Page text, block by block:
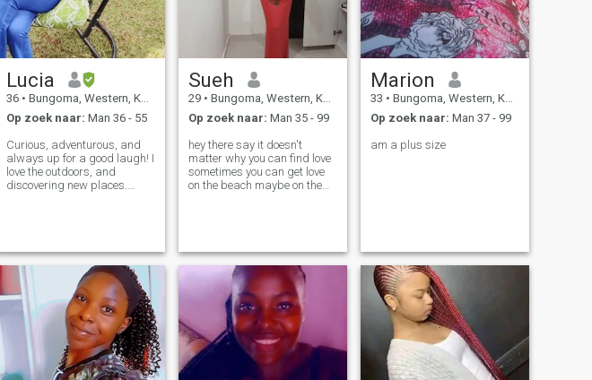
Lucia
36 • Bungoma, Western, Kenya
Op zoek naar: Man 36 - 55
Curious, adventurous, and
always up for a good laugh! I
love the outdoors, and
discovering new places.
most of life. Looking for
someone who enj
Sueh
29 • Bungoma, Western, Kenya
Op zoek naar: Man 35 - 99
hey there say it doesn't
matter why you can find love
sometimes you can get love
on the beach maybe on the
heartbeat ❤️ someone
naughty
Marion
33 • Bungoma, Western, Kenya
Op zoek naar: Man 37 - 99
am a plus size